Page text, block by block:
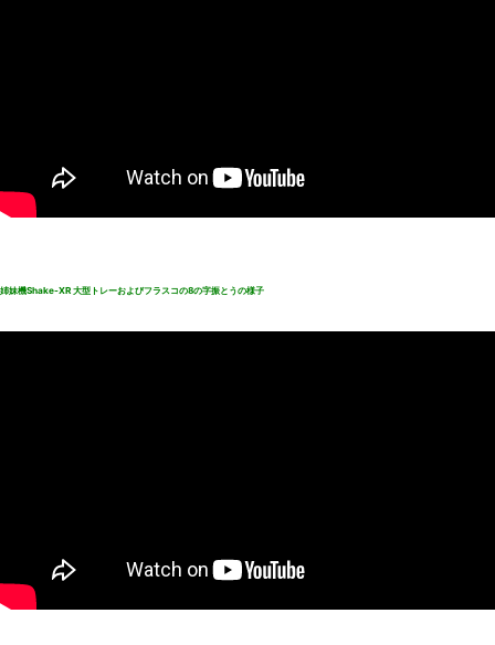
姉妹機Shake-XR 大型トレーおよびフラスコの8の字振とうの様子